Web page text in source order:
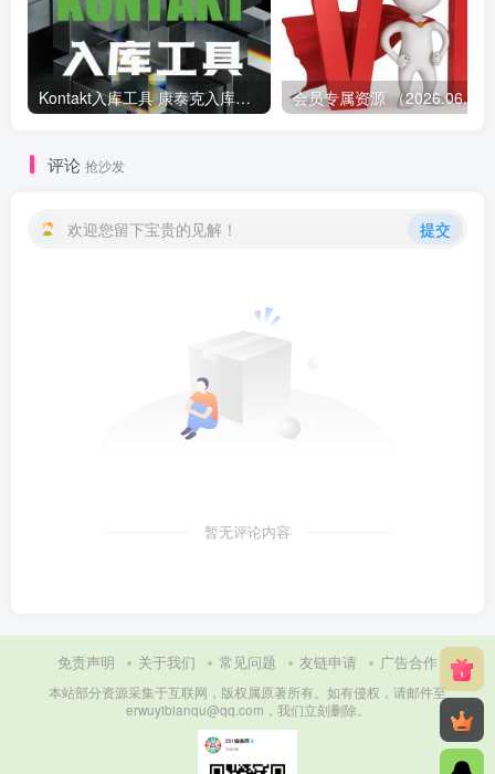
Kontakt入库工具 康泰克入库教程
评论 抢沙发
欢迎您留下宝贵的见解！ 提交
暂无评论内容
免责声明 关于我们 常见问题 友链申请 广告合作
本站部分资源采集于互联网，版权属原著所有。如有侵权，请邮件至
erwuyibianqu@qq.com，我们立刻删除。